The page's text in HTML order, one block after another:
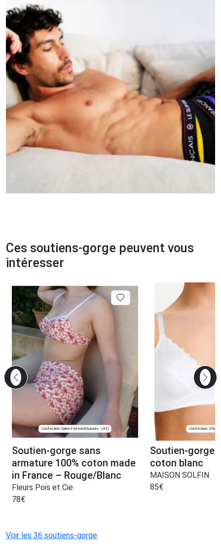
Ces soutiens-gorge peuvent vous
intéresser
Confection: Saint-Ferréol-d'Auroure (43)
Soutien-gorge sans
armature 100% coton made
in France – Rouge/Blanc
Fleurs Pois et Cie
78€
Confection:
Soutien-gorge
coton blanc
MAISON SOLFIN
85€
Voir les 36 soutiens-gorge